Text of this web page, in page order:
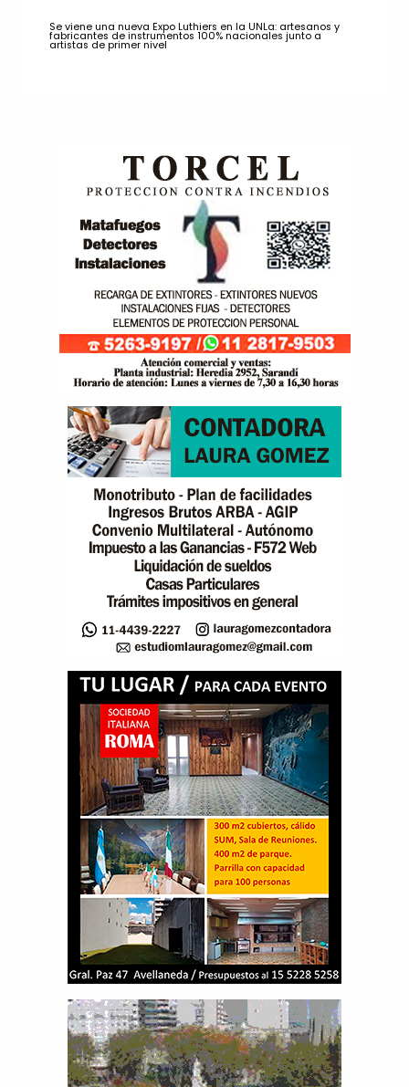
Se viene una nueva Expo Luthiers en la UNLa: artesanos y
fabricantes de instrumentos 100% nacionales junto a
artistas de primer nivel